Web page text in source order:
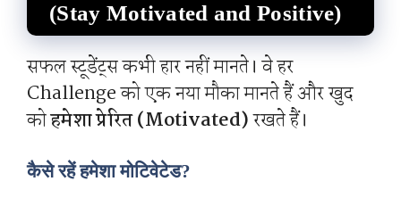
(Stay Motivated and Positive)
सफल स्टूडेंट्स कभी हार नहीं मानते। वे हर
Challenge को एक नया मौका मानते हैं और खुद
कोहमेशा प्रेरित (Motivated)रखते हैं।
कैसे रहें हमेशा मोटिवेटेड?